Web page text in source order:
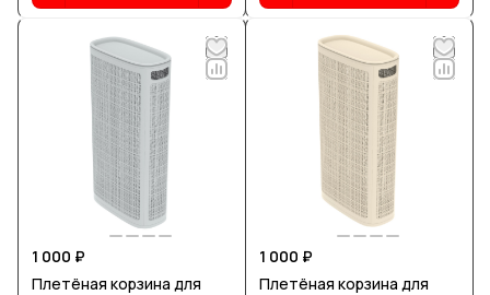
1 000 ₽
Плетёная корзина для
1 000 ₽
Плетёная корзина для